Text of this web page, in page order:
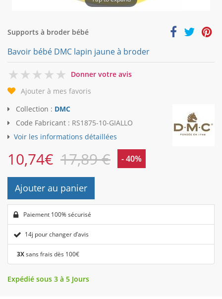
Supports à broder bébé
Bavoir bébé DMC lapin jaune à broder
0
Donner votre avis
Ajouter à mes favoris
Collection : DMC
Code Fabricant : RS1875-10-GIALLO
Voir les informations détaillées
10,74€ 17,89 € - 40%
Ajouter au panier
Paiement 100% sécurisé
14j pour changer d’avis
3Xsans frais dès 100€
Expédié sous 3 à 5 Jours